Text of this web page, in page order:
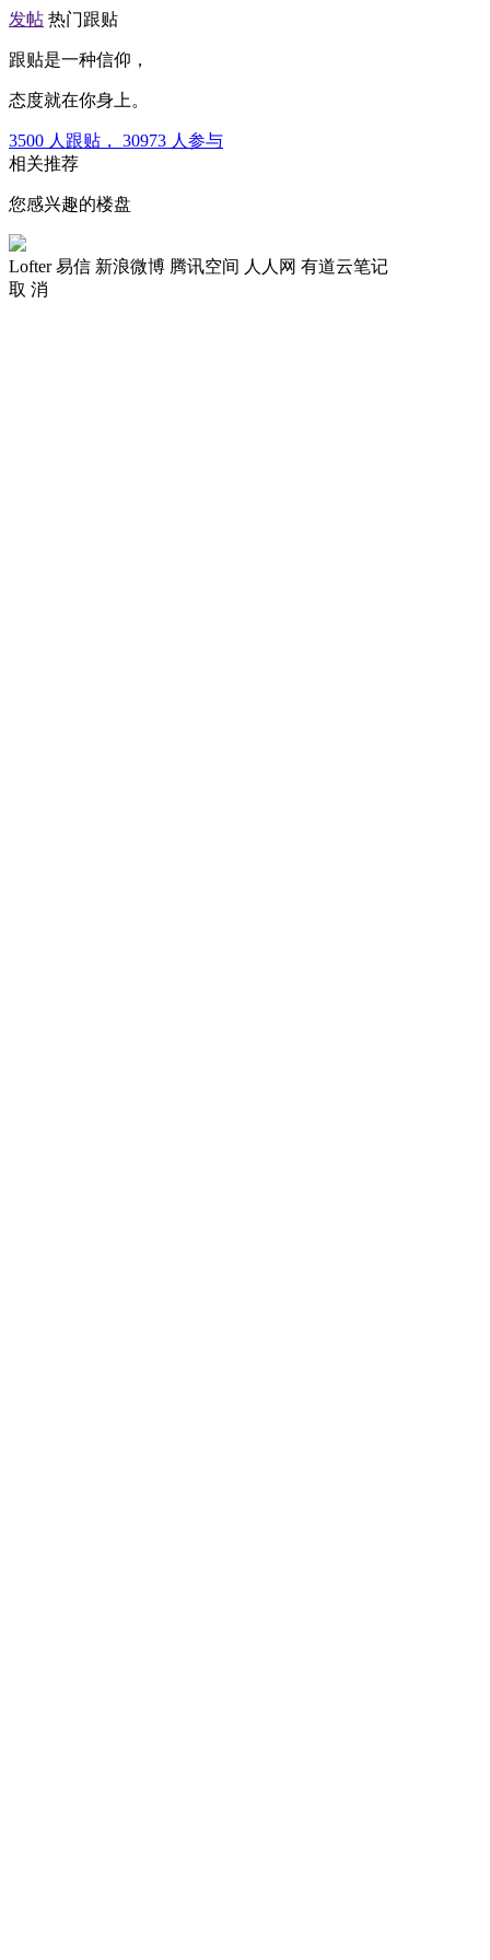
发帖 热门跟贴
跟贴是一种信仰，
态度就在你身上。
3500 人跟贴， 30973 人参与
相关推荐
您感兴趣的楼盘
Lofter 易信 新浪微博 腾讯空间 人人网 有道云笔记
取 消